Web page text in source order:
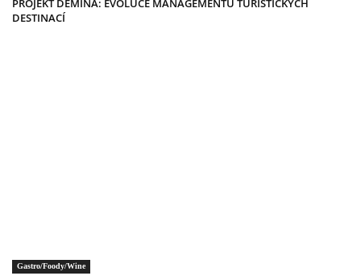
PROJEKT DEMINA: EVOLUCE MANAGEMENTU TURISTICKÝCH
DESTINACÍ
Gastro/Foody/Wine